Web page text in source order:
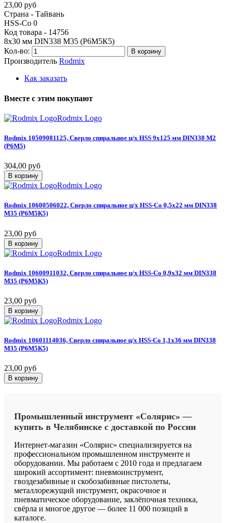
23,00 руб
Страна - Тайвань
HSS-Co 0
Код товара - 14756
8х30 мм DIN338 М35 (Р6М5К5)
Кол-во:
В корзину
Производитель Rodmix
Как заказать
Вместе с этим покупают
Rodmix Logo
Rodmix 10509081125, Сверло спиральное ц/х HSS 9х125 мм DIN338 М2
(Р6М5)
304,00 руб
В корзину
Rodmix Logo
Rodmix 10600506022, Сверло спиральное ц/х HSS-Co 0,5х22 мм DIN338
М35 (Р6М5К5)
23,00 руб
В корзину
Rodmix Logo
Rodmix 10600911032, Сверло спиральное ц/х HSS-Co 0,9х32 мм DIN338
М35 (Р6М5К5)
23,00 руб
В корзину
Rodmix Logo
Rodmix 10601114036, Сверло спиральное ц/х HSS-Co 1,1х36 мм DIN338
М35 (Р6М5К5)
23,00 руб
В корзину
Промышленный инструмент «Солярис» —
купить в Челябинске с доставкой по России
Интернет-магазин «Солярис» специализируется на
профессиональном промышленном инструменте и
оборудовании. Мы работаем с 2010 года и предлагаем
широкий ассортимент: пневмоинструмент,
гвоздезабивные и скобозабивные пистолеты,
металлорежущий инструмент, окрасочное и
пневматическое оборудование, заклёпочная техника,
свёрла и многое другое — более 11 000 позиций в
каталоге.